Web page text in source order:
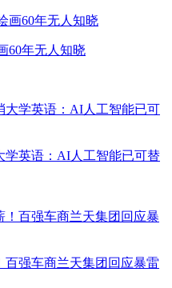
60年无人知晓
学英语：AI人工智能已可替
强车商兰天集团回应暴雷